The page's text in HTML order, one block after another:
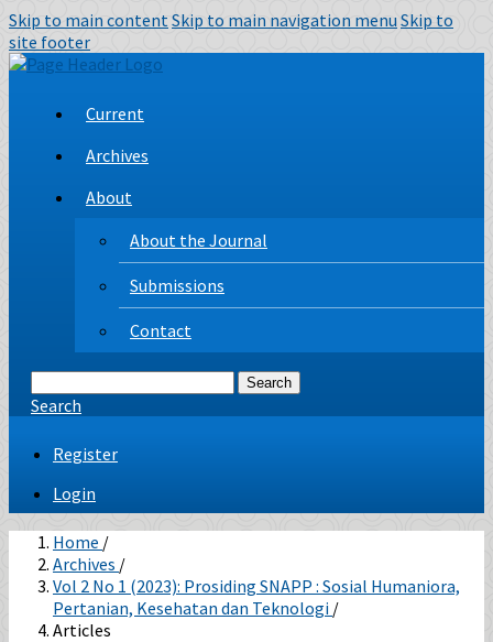
Skip to main contentSkip to main navigation menuSkip to
site footer
Current
Archives
About
About the Journal
Submissions
Contact
Search
Search
Register
Login
Home /
Archives /
Vol 2 No 1 (2023): Prosiding SNAPP : Sosial Humaniora,
Pertanian, Kesehatan dan Teknologi /
Articles